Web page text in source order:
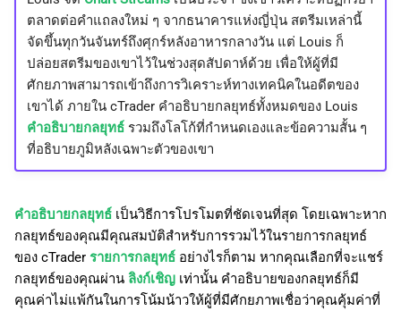
ตลาดต่อคำแถลงใหม่ ๆ จากธนาคารแห่งญี่ปุ่น สตรีมเหล่านี้
จัดขึ้นทุกวันจันทร์ถึงศุกร์หลังอาหารกลางวัน แต่ Louis ก็
ปล่อยสตรีมของเขาไว้ในช่วงสุดสัปดาห์ด้วย เพื่อให้ผู้ที่มี
ศักยภาพสามารถเข้าถึงการวิเคราะห์ทางเทคนิคในอดีตของ
เขาได้ ภายใน cTrader คำอธิบายกลยุทธ์ทั้งหมดของ Louis
คำอธิบายกลยุทธ์รวมถึงโลโก้ที่กำหนดเองและข้อความสั้น ๆ
ที่อธิบายภูมิหลังเฉพาะตัวของเขา
คำอธิบายกลยุทธ์ เป็นวิธีการโปรโมตที่ชัดเจนที่สุด โดยเฉพาะหาก
กลยุทธ์ของคุณมีคุณสมบัติสำหรับการรวมไว้ในรายการกลยุทธ์
ของ cTrader รายการกลยุทธ์ อย่างไรก็ตาม หากคุณเลือกที่จะแชร์
กลยุทธ์ของคุณผ่าน ลิงก์เชิญ เท่านั้น คำอธิบายของกลยุทธ์ก็มี
คุณค่าไม่แพ้กันในการโน้มน้าวให้ผู้ที่มีศักยภาพเชื่อว่าคุณคุ้มค่าที่